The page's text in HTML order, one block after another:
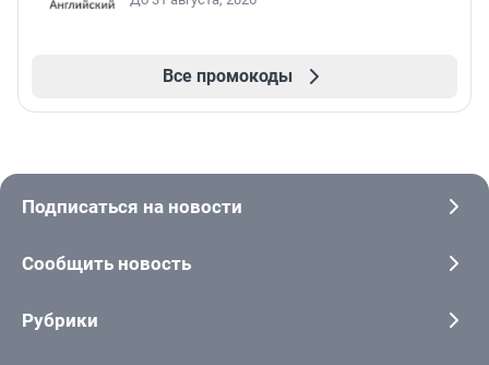
Все промокоды
Подписаться на новости
Сообщить новость
Рубрики